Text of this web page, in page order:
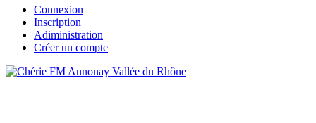
Connexion
Inscription
Adiministration
Créer un compte